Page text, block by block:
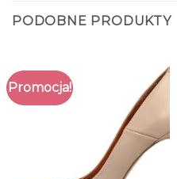
PODOBNE PRODUKTY
Promocja!